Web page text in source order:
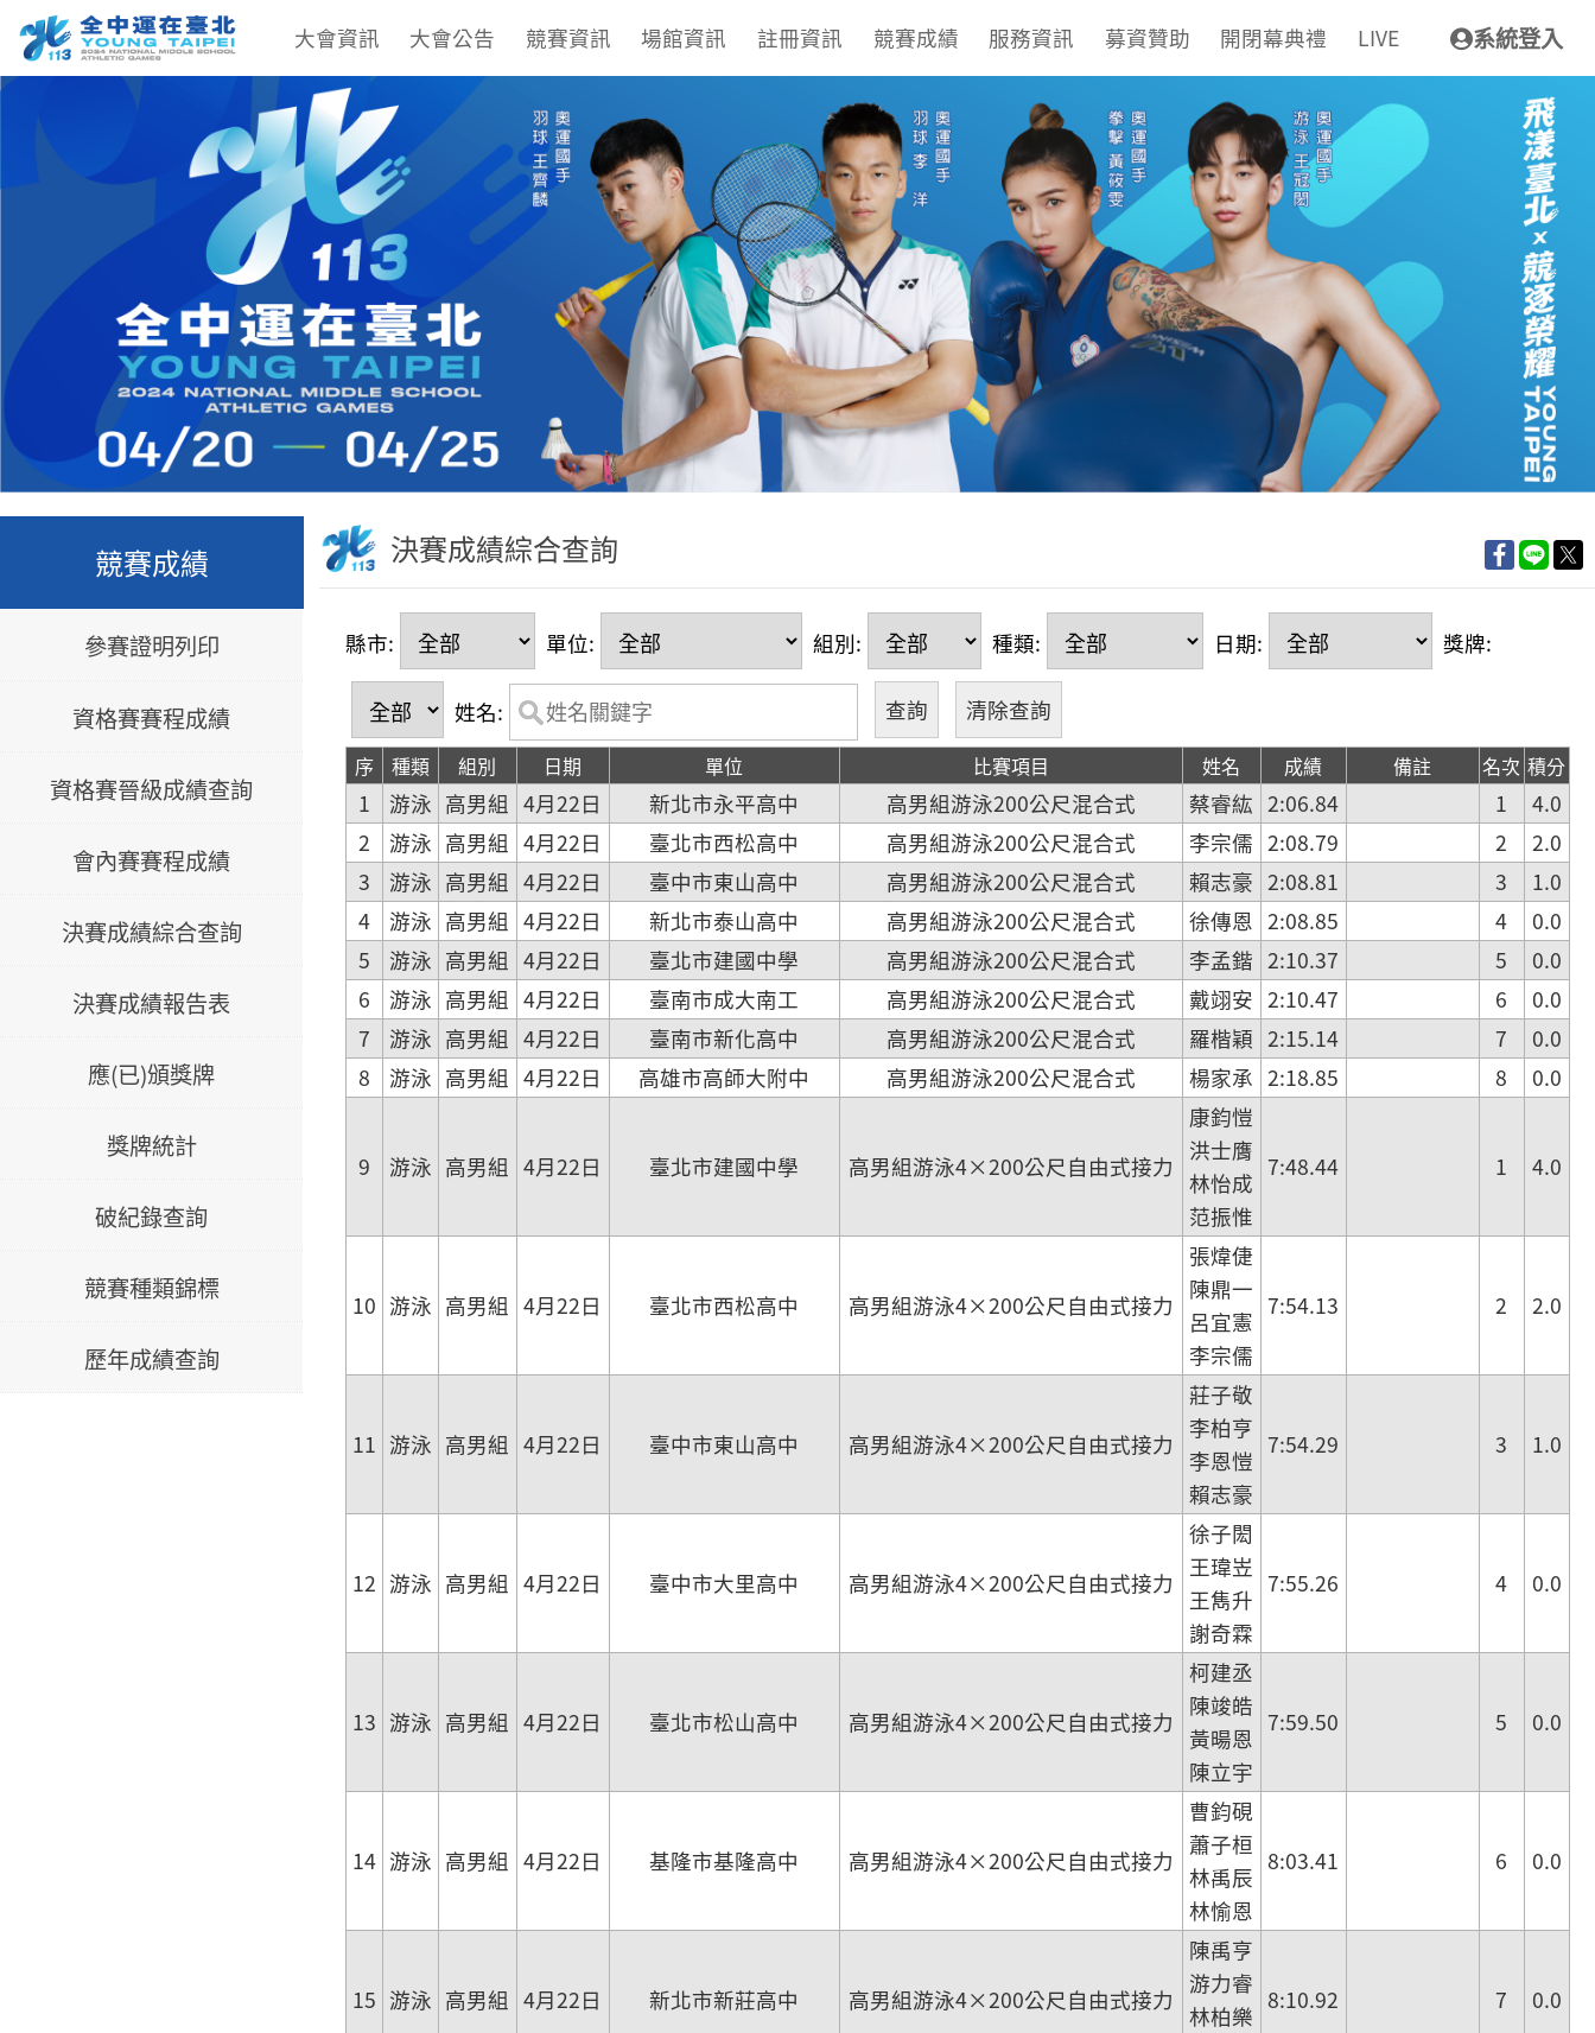
大會資訊 大會公告 競賽資訊 場館資訊 註冊資訊 競賽成績 服務資訊 募資贊助 開閉幕典禮 LIVE 系統登入
競賽成績
參賽證明列印
資格賽賽程成績
資格賽晉級成績查詢
會內賽賽程成績
決賽成績綜合查詢
決賽成績報告表
應(已)頒獎牌
獎牌統計
破紀錄查詢
競賽種類錦標
歷年成績查詢
決賽成績綜合查詢
縣市: 單位: 組別: 種類: 日期: 獎牌:
姓名:
序 種類 組別 日期 單位 比賽項目 姓名 成績 備註 名次 積分
1 游泳 高男組 4月22日 新北市永平高中 高男組游泳200公尺混合式 蔡睿紘 2:06.84 1
4.0
2
游泳 高男組 4月22日 臺北市西松高中 高男組游泳200公尺混合式 李宗儒 2:08.79 2
2.0
3
游泳 高男組 4月22日 臺中市東山高中 高男組游泳200公尺混合式 賴志豪 2:08.81 3
1.0
4
游泳 高男組 4月22日 新北市泰山高中 高男組游泳200公尺混合式 徐傳恩 2:08.85 4
0.0
5
游泳 高男組 4月22日 臺北市建國中學 高男組游泳200公尺混合式 李孟鍇 2:10.37 5
0.0
6
游泳 高男組 4月22日 臺南市成大南工 高男組游泳200公尺混合式 戴翊安 2:10.47 6
0.0
7
游泳 高男組 4月22日 臺南市新化高中 高男組游泳200公尺混合式 羅楷穎 2:15.14 7
0.0
8
游泳 高男組 4月22日 高雄市高師大附中 高男組游泳200公尺混合式 楊家承 2:18.85 8 0.0
9 游泳 高男組 4月22日 臺北市建國中學 高男組游泳4×200公尺自由式接力
康鈞愷
洪士膺
林怡成
范振惟
7:48.44 1 4.0
10 游泳 高男組 4月22日 臺北市西松高中 高男組游泳4×200公尺自由式接力
張煒倢
陳鼎一
呂宜憲
李宗儒
7:54.13 2 2.0
11 游泳 高男組 4月22日 臺中市東山高中 高男組游泳4×200公尺自由式接力
莊子敬
李柏亨
李恩愷
賴志豪
7:54.29 3 1.0
12 游泳 高男組 4月22日 臺中市大里高中 高男組游泳4×200公尺自由式接力
徐子閎
王瑋岦
王雋升
謝奇霖
7:55.26 4 0.0
13 游泳 高男組 4月22日 臺北市松山高中 高男組游泳4×200公尺自由式接力
柯建丞
陳竣皓
黃暘恩
陳立宇
7:59.50 5 0.0
14 游泳 高男組 4月22日 基隆市基隆高中 高男組游泳4×200公尺自由式接力
曹鈞硯
蕭子桓
林禹辰
林愉恩
8:03.41 6 0.0
15 游泳 高男組 4月22日 新北市新莊高中 高男組游泳4×200公尺自由式接力
陳禹亨
游力睿
林柏樂
8:10.92 7 0.0